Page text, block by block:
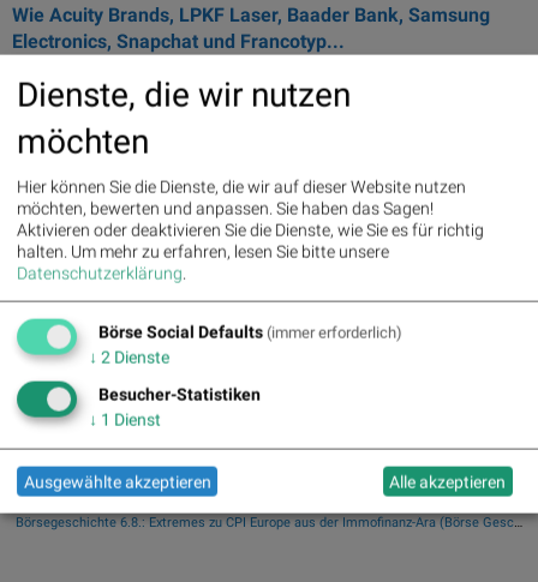
Wie Acuity Brands, LPKF Laser, Baader Bank, Samsung
Electronics, Snapchat und Francotyp...
Electronics SSUN ...
06.06.2026
KW 23 Peer Group Watch Versicherer
... (02.06.) Die Analysten derBaader Bankstufen die Uniqa-Aktie nach
... .06.) Die Analysten der Berenberg Bankpassen das Kursziel für die
...
« »
Meistgelesen
AMCs für Österreich, gelistet an der Wiener Börse
Wiener Börse zu Mittag stärker: Bajaj Mobility, VIG und Palfinger gesucht
Upgrade für Erste Group-Aktie
Börsegeschichte 6.8.: Extremes zu CPI Europe aus der Immofinanz-Ära (Börse Geschichte) (BörseGeschichte)
Dienste, die wir nutzen
möchten
Hier können Sie die Dienste, die wir auf dieser Website nutzen
möchten, bewerten und anpassen. Sie haben das Sagen!
Aktivieren oder deaktivieren Sie die Dienste, wie Sie es für richtig
halten. Um mehr zu erfahren, lesen Sie bitte unsere
Datenschutzerklärung.
Börse Social Defaults (immer erforderlich)
↓ 2 Dienste
Besucher-Statistiken
↓ 1 Dienst
Ausgewählte akzeptieren Alle akzeptieren